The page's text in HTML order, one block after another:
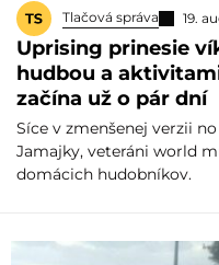
Tlačová správa 19.
Uprising prinesie
hudbou a
začína už o pár dní
Síce v zmenšenej verzii
Jamajky, veteráni world
domácich hudobníkov.